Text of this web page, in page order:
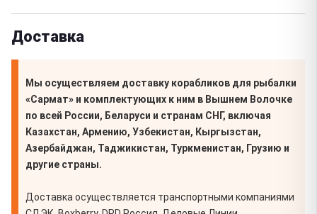
Доставка
Мы осуществляем доставку корабликов для рыбалки
«Сармат» и комплектующих к ним в Вышнем Волочке
по всей России, Беларуси и странам СНГ, включая
Казахстан, Армению, Узбекистан, Кыргызстан,
Азербайджан, Таджикистан, Туркменистан, Грузию и
другие страны.
Доставка осуществляется транспортными компаниями